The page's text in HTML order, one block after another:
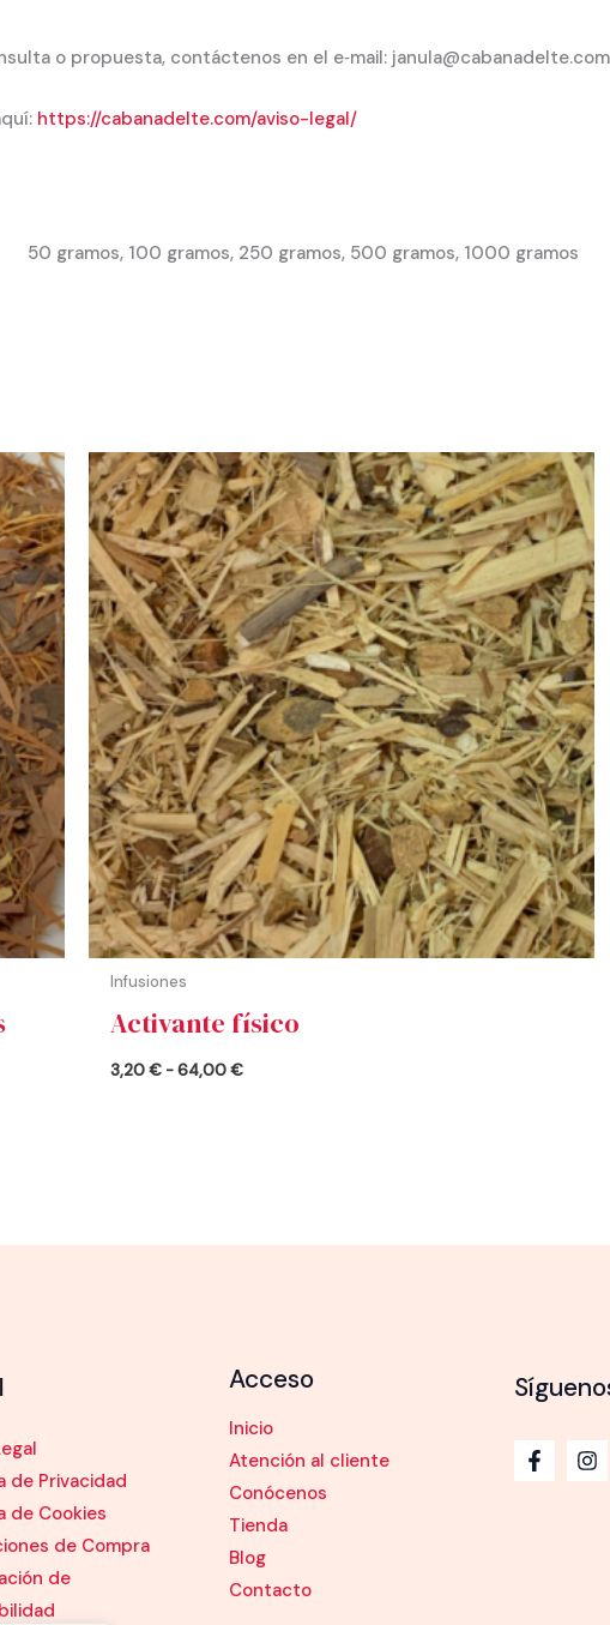
o propuesta, contáctenos en el e‐mail: janula@cabanadelte.com
https://cabanadelte.com/aviso-legal/
50 gramos, 100 gramos, 250 gramos, 500 gramos, 1000 gramos
Infusiones
Activante físico
3,20€ -64,00€
Rango
de
precios:
desde
3,20 €
hasta
64,00 €
de Privacidad
de Cookies
de Compra
de
Acceso
Inicio
Atención al cliente
Conócenos
Tienda
Blog
Contacto